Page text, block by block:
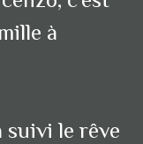
à
suivi le rêve